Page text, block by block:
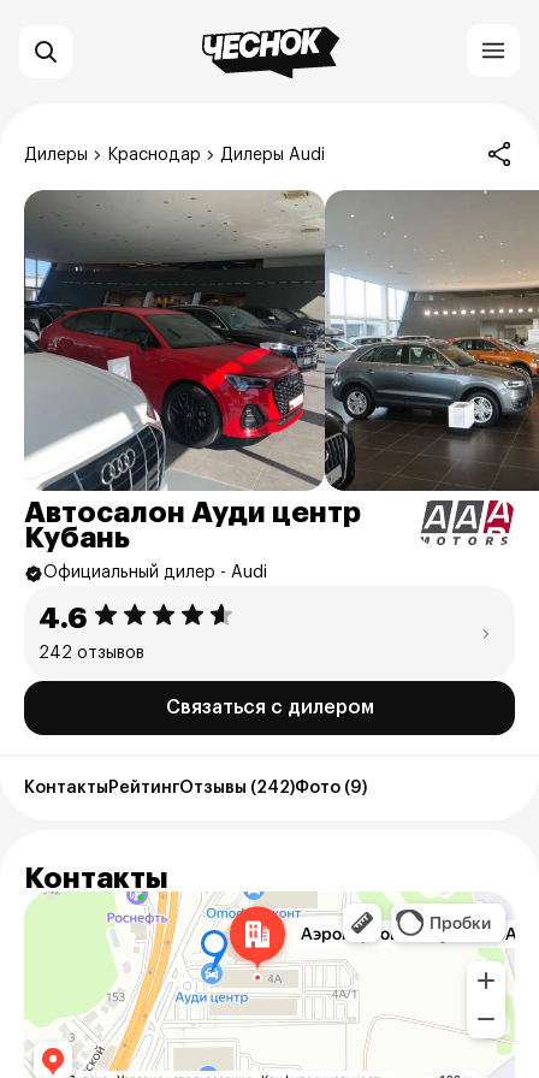
Дилеры Краснодар Дилеры Audi
Автосалон Ауди центр
Кубань
Официальный дилер - Audi
4.6
242 отзывов
Связаться с дилером
Контакты РейтингОтзывы (242)Фото (9)
Контакты